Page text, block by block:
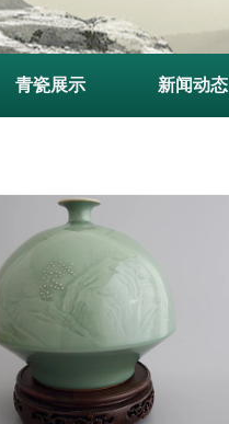
青瓷展示 新闻动态